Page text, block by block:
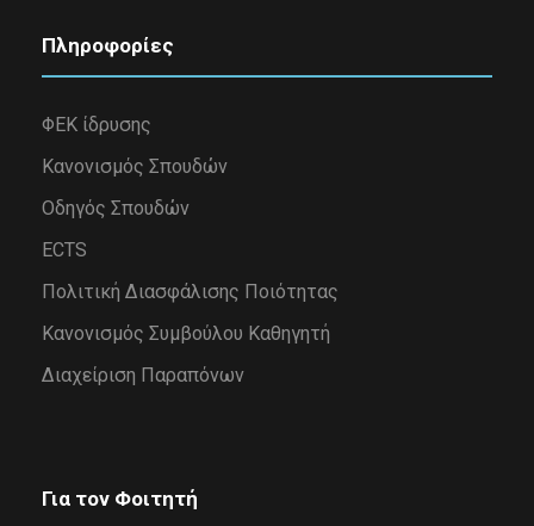
Πληροφορίες
ΦΕΚ ίδρυσης
Κανονισμός Σπουδών
Οδηγός Σπουδών
ECTS
Πολιτική Διασφάλισης Ποιότητας
Κανονισμός Συμβούλου Καθηγητή
Διαχείριση Παραπόνων
Για τον Φοιτητή